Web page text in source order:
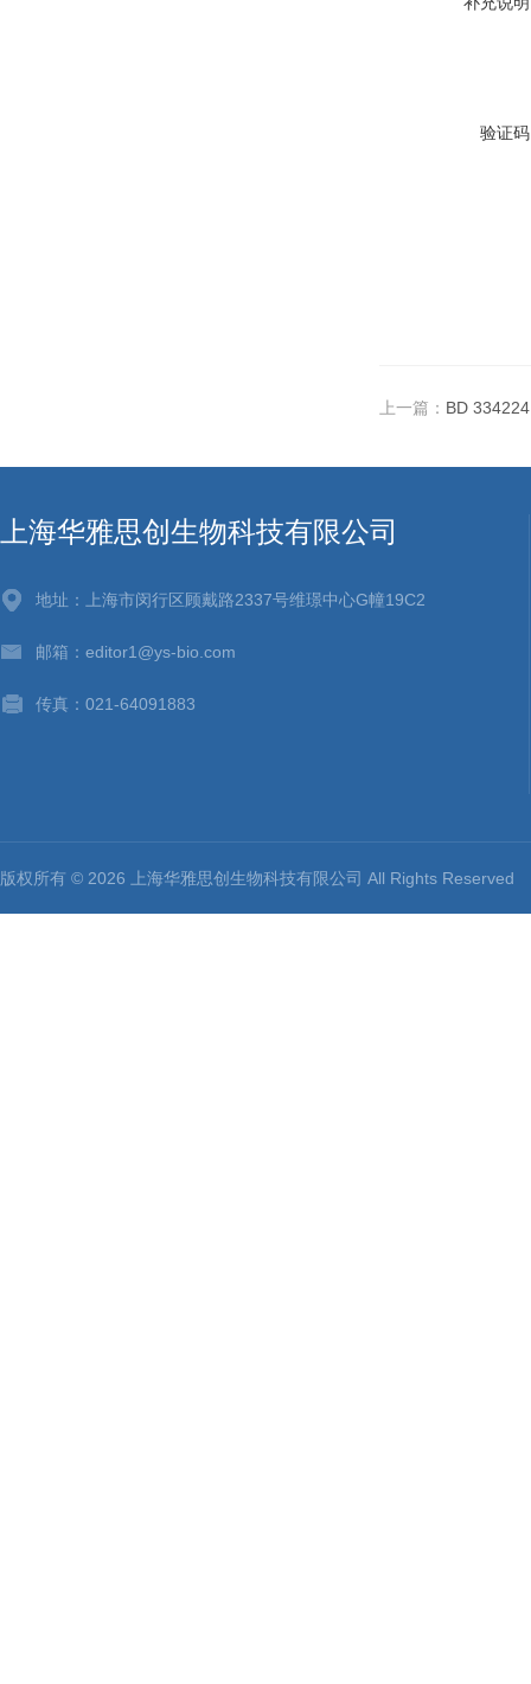
验证
上一篇： BD
上海华雅思创生物科技有限公司
地址：上海市闵行区顾戴路2337号维璟中心G幢19C2
邮箱：editor1@ys-bio.com
传真：021-64091883
版权所有 © 2026 上海华雅思创生物科技有限公司 All Rights